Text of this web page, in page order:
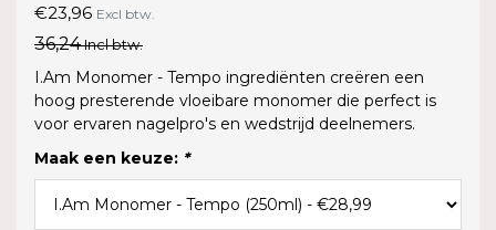
€23,96 Excl btw.
36,24Incl btw.
I.Am Monomer - Tempo ingrediënten creëren een
hoog presterende vloeibare monomer die perfect is
voor ervaren nagelpro's en wedstrijd deelnemers.
Maak een keuze: *